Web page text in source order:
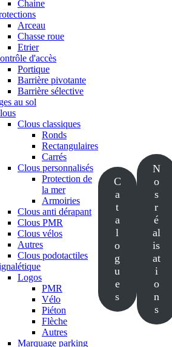
Chaine
Arceau
Chasse roue
Etrier
d'accès
Portique
Barrière pivotante
Barrière sélective
au sol
Clous classiques
Ronds
Rectangulaires
Carrés
Clous personnalisés
Protection de
la mer
Armoiries
Clous anti dérapant
Clous PMR
Clous vélos
Autres
Clous podotactiles
Logos
PMR
Vélo
Piéton
Flèche
Autres
Marquage parking
C
a
t
a
l
o
g
u
e
s
N
o
s
r
é
al
is
at
i
o
n
s